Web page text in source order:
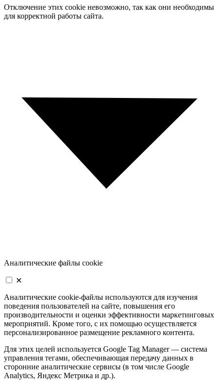
Отключение этих cookie невозможно, так как они необходимы
для корректной работы сайта.
Аналитические файлы cookie
✕
Аналитические cookie-файлы используются для изучения
поведения пользователей на сайте, повышения его
производительности и оценки эффективности маркетинговых
мероприятий. Кроме того, с их помощью осуществляется
персонализированное размещение рекламного контента.
Для этих целей используется Google Tag Manager — система
управления тегами, обеспечивающая передачу данных в
сторонние аналитические сервисы (в том числе Google
Analytics, Яндекс Метрика и др.).